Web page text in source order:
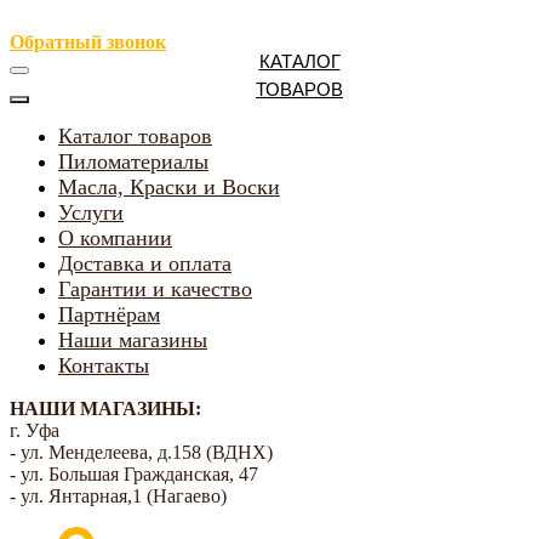
Обратный звонок
Каталог товаров
Пиломатериалы
Масла, Краски и Воски
Услуги
О компании
Доставка и оплата
Гарантии и качество
Партнёрам
Наши магазины
Контакты
НАШИ МАГАЗИНЫ:
г. Уфа
- ул. Менделеева, д.158 (ВДНХ)
- ул. Большая Гражданская, 47
- ул. Янтарная,1 (Нагаево)
КАТАЛОГ
ТОВАРОВ